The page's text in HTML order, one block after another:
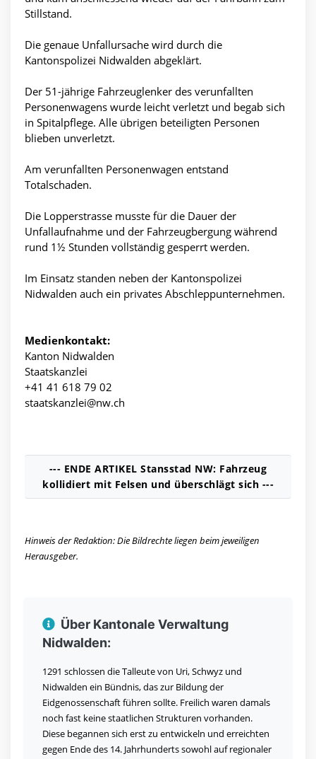
Stillstand.
Die genaue Unfallursache wird durch die
Kantonspolizei Nidwalden abgeklärt.
Der 51-jährige Fahrzeuglenker des verunfallten
Personenwagens wurde leicht verletzt und begab sich
in Spitalpflege. Alle übrigen beteiligten Personen
blieben unverletzt.
Am verunfallten Personenwagen entstand
Totalschaden.
Die Lopperstrasse musste für die Dauer der
Unfallaufnahme und der Fahrzeugbergung während
rund 1½ Stunden vollständig gesperrt werden.
Im Einsatz standen neben der Kantonspolizei
Nidwalden auch ein privates Abschleppunternehmen.
Medienkontakt:
Kanton Nidwalden
Staatskanzlei
+41 41 618 79 02
staatskanzlei@nw.ch
--- ENDE ARTIKEL Stansstad NW: Fahrzeug
kollidiert mit Felsen und überschlägt sich ---
Hinweis der Redaktion: Die Bildrechte liegen beim jeweiligen
Herausgeber.
Über Kantonale Verwaltung
Nidwalden:
1291 schlossen die Talleute von Uri, Schwyz und
Nidwalden ein Bündnis, das zur Bildung der
Eidgenossenschaft führen sollte. Freilich waren damals
noch fast keine staatlichen Strukturen vorhanden.
Diese begannen sich erst zu entwickeln und erreichten
gegen Ende des 14. Jahrhunderts sowohl auf regionaler